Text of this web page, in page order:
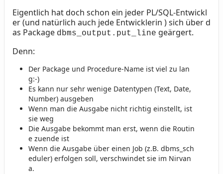
Text
Eigentlich hat doch schon ein jeder PL/SQL-Entwickl
er (und natürlich auch jede Entwicklerin ) sich über d
as Package dbms_output.put_line geärgert.
Denn:
Der Package und Procedure-Name ist viel zu lan
g:-)
Es kann nur sehr wenige Datentypen (Text, Date,
Number) ausgeben
Wenn man die Ausgabe nicht richtig einstellt, ist
sie weg
Die Ausgabe bekommt man erst, wenn die Routin
e zuende ist
Wenn die Ausgabe über einen Job (z.B. dbms_sch
eduler) erfolgen soll, verschwindet sie im Nirvan
a.